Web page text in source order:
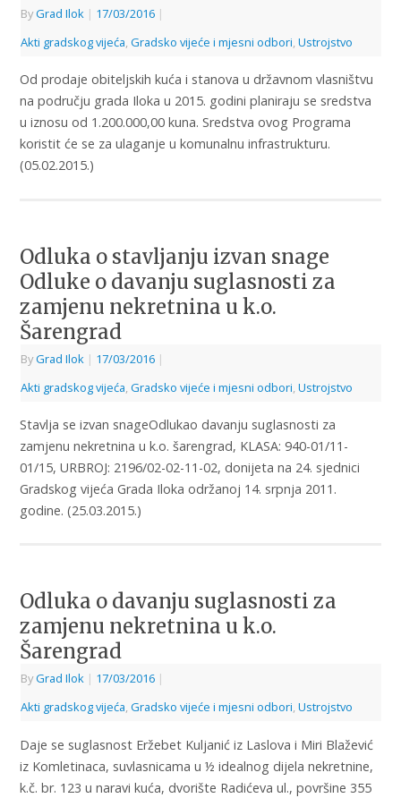
ByGrad Ilok | 17/03/2016 |
Akti gradskog vijeća, Gradsko vijeće i mjesni odbori, Ustrojstvo
Od prodaje obiteljskih kuća i stanova u državnom vlasništvu
na području grada Iloka u 2015. godini planiraju se sredstva
u iznosu od 1.200.000,00 kuna. Sredstva ovog Programa
koristit će se za ulaganje u komunalnu infrastrukturu.
(05.02.2015.)
Odluka o stavljanju izvan snage
Odluke o davanju suglasnosti za
zamjenu nekretnina u k.o.
Šarengrad
ByGrad Ilok | 17/03/2016 |
Akti gradskog vijeća, Gradsko vijeće i mjesni odbori, Ustrojstvo
Stavlja se izvan snageOdlukao davanju suglasnosti za
zamjenu nekretnina u k.o. šarengrad, KLASA: 940-01/11-
01/15, URBROJ: 2196/02-02-11-02, donijeta na 24. sjednici
Gradskog vijeća Grada Iloka održanoj 14. srpnja 2011.
godine. (25.03.2015.)
Odluka o davanju suglasnosti za
zamjenu nekretnina u k.o.
Šarengrad
ByGrad Ilok | 17/03/2016 |
Akti gradskog vijeća, Gradsko vijeće i mjesni odbori, Ustrojstvo
Daje se suglasnost Eržebet Kuljanić iz Laslova i Miri Blažević
iz Komletinaca, suvlasnicama u ½ idealnog dijela nekretnine,
k.č. br. 123 u naravi kuća, dvorište Radićeva ul., površine 355